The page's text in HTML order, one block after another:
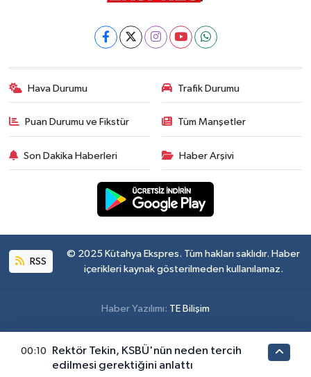
Hava Durumu Trafik Durumu
Puan Durumu ve Fikstür Tüm Manşetler
Son Dakika Haberleri Haber Arşivi
RSS
© 2025 Kütahya Ekspres. Tüm hakları saklıdır. Haber
içerikleri kaynak gösterilmeden kullanılamaz.
Haber Yazılımı: TE Bilişim
00:10
Rektör Tekin, KSBÜ'nün neden tercih
edilmesi gerektiğini anlattı